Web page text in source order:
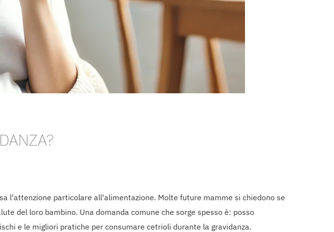
l'attenzione particolare all'alimentazione. Molte future mamme si chiedono se
del loro bambino. Una domanda comune che sorge spesso è: posso
e le migliori pratiche per consumare cetrioli durante la gravidanza.